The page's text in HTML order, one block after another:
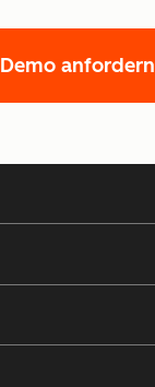
Demo anfordern